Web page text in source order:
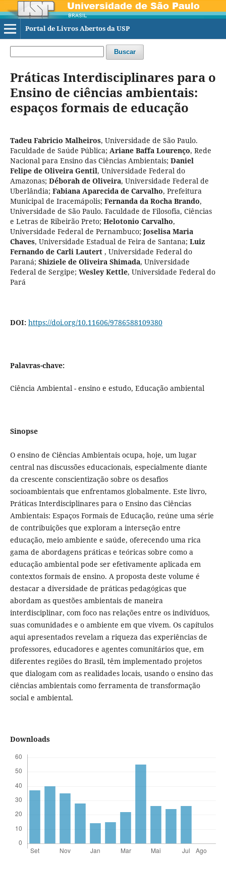
Portal de Livros Abertos da USP
Buscar
Práticas Interdisciplinares para o
Ensino de ciências ambientais:
espaços formais de educação
Tadeu Fabricio Malheiros, Universidade de São Paulo.
Faculdade de Saúde Pública; Ariane Baffa Lourenço, Rede
Nacional para Ensino das Ciências Ambientais; Daniel
Felipe de Oliveira Gentil, Universidade Federal do
Amazonas; Déborah de Oliveira, Universidade Federal de
Uberlândia; Fabiana Aparecida de Carvalho, Prefeitura
Municipal de Iracemápolis; Fernanda da Rocha Brando,
Universidade de São Paulo. Faculdade de Filosofia, Ciências
e Letras de Ribeirão Preto; Helotonio Carvalho,
Universidade Federal de Pernambuco; Joselisa Maria
Chaves, Universidade Estadual de Feira de Santana; Luiz
Fernando de Carli Lautert , Universidade Federal do
Paraná; Shiziele de Oliveira Shimada, Universidade
Federal de Sergipe; Wesley Kettle, Universidade Federal do
Pará
DOI: https://doi.org/10.11606/9786588109380
Palavras-chave:
Ciência Ambiental - ensino e estudo, Educação ambiental
Sinopse
O ensino de Ciências Ambientais ocupa, hoje, um lugar
central nas discussões educacionais, especialmente diante
da crescente conscientização sobre os desafios
socioambientais que enfrentamos globalmente. Este livro,
Práticas Interdisciplinares para o Ensino das Ciências
Ambientais: Espaços Formais de Educação, reúne uma série
de contribuições que exploram a interseção entre
educação, meio ambiente e saúde, oferecendo uma rica
gama de abordagens práticas e teóricas sobre como a
educação ambiental pode ser efetivamente aplicada em
contextos formais de ensino. A proposta deste volume é
destacar a diversidade de práticas pedagógicas que
abordam as questões ambientais de maneira
interdisciplinar, com foco nas relações entre os indivíduos,
suas comunidades e o ambiente em que vivem. Os capítulos
aqui apresentados revelam a riqueza das experiências de
professores, educadores e agentes comunitários que, em
diferentes regiões do Brasil, têm implementado projetos
que dialogam com as realidades locais, usando o ensino das
ciências ambientais como ferramenta de transformação
social e ambiental.
Downloads